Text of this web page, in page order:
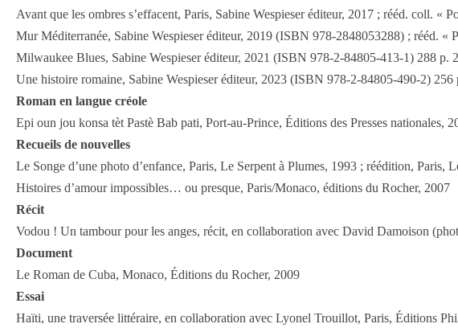
Avant que les ombres s’effacent, Paris, Sabine Wespieser éditeur, 2017 ; rééd. coll. «
Mur Méditerranée, Sabine Wespieser éditeur, 2019 (ISBN 978-2848053288) ; rééd. «
Milwaukee Blues, Sabine Wespieser éditeur, 2021 (ISBN 978-2-84805-413-1) 288 p.
Une histoire romaine, Sabine Wespieser éditeur, 2023 (ISBN 978-2-84805-490-2) 256
Roman en langue créole
Epi oun jou konsa tèt Pastè Bab pati, Port-au-Prince, Éditions des Presses nationales,
Recueils de nouvelles
Le Songe d’une photo d’enfance, Paris, Le Serpent à Plumes, 1993 ; réédition,
Histoires d’amour impossibles… ou presque, Paris/Monaco, éditions du Rocher, 2007
Récit
Vodou ! Un tambour pour les anges, récit, en collaboration avec David Damoison
Document
Le Roman de Cuba, Monaco, Éditions du Rocher, 2009
Essai
Haïti, une traversée littéraire, en collaboration avec Lyonel Trouillot, Paris, Éditions